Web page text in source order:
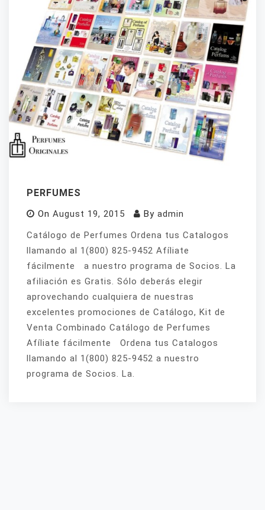
PERFUMES
On August 19, 2015 By admin
Catálogo de Perfumes Ordena tus Catalogos
llamando al 1(800) 825-9452 Afíliate
fácilmente a nuestro programa de Socios. La
afiliación es Gratis. Sólo deberás elegir
aprovechando cualquiera de nuestras
excelentes promociones de Catálogo, Kit de
Venta Combinado Catálogo de Perfumes
Afíliate fácilmente Ordena tus Catalogos
llamando al 1(800) 825-9452 a nuestro
programa de Socios. La.